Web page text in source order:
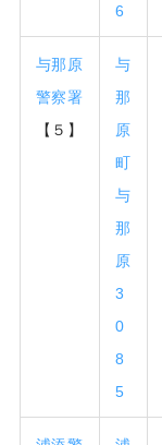
6
与那原
警察署
【５】
与
那
原
町
与
那
原
3
0
8
5